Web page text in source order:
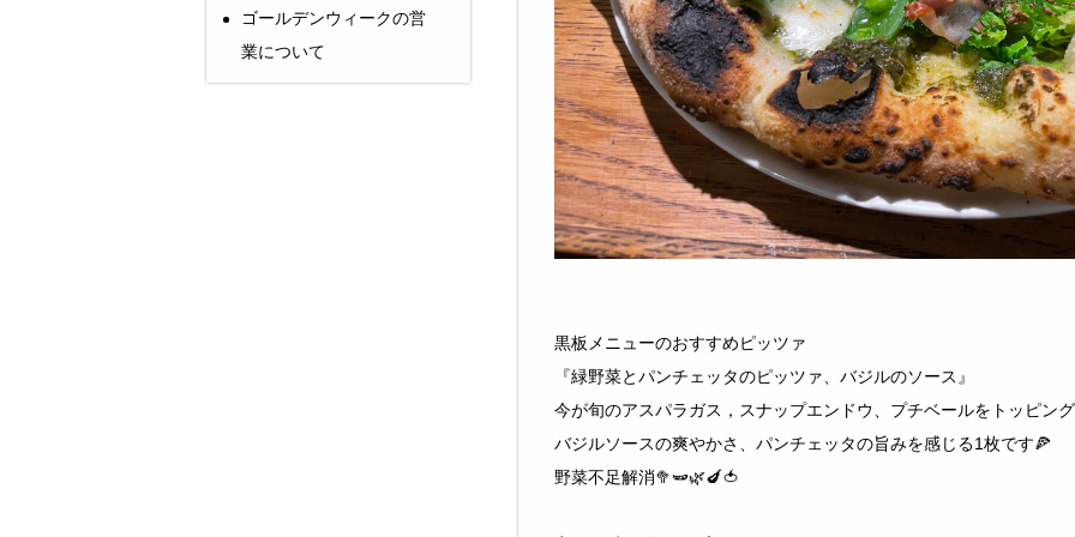
ゴールデンウィークの営
業について
黒板メニューのおすすめピッツァ
『緑野菜とパンチェッタのピッツァ、バジルのソース』
今が旬のアスパラガス，スナップエンドウ、プチベールをトッピング
バジルソースの爽やかさ、パンチェッタの旨みを感じる1枚です🍕
野菜不足解消🥦🫛🌿🍆🍅